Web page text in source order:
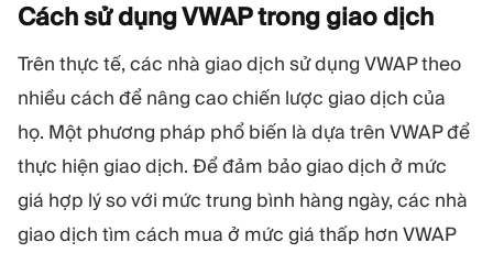
Cách sử dụng VWAP trong giaodịch
Trên thực tế, các nhà giao dịch sử dụng VWAP theo
nhiều cách để nâng cao chiến lược giao dịch của
họ. Một phương pháp phổ biến là dựa trên VWAP để
thực hiện giao dịch. Để đảm bảo giao dịch ở mức
giá hợp lý so với mức trung bình hàng ngày, các nhà
giao dịch tìm cách mua ở mức giá thấp hơn VWAP